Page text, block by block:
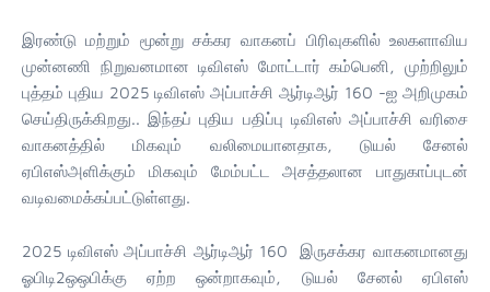
இரண்டு மற்றும் மூன்று சக்கர வாகனப் பிரிவுகளில் உலகளாவிய
முன்னணி நிறுவனமான டிவிஎஸ் மோட்டார் கம்பெனி, முற்றிலும்
புத்தம் புதிய 2025 டிவிஎஸ் அப்பாச்சி ஆர்டிஆர் 160 -ஐ அறிமுகம்
செய்திருக்கிறது.. இந்தப் புதிய பதிப்பு டிவிஎஸ் அப்பாச்சி வரிசை
வாகனத்தில் மிகவும் வலிமையானதாக, டுயல் சேனல்
ஏபிஎஸ்அளிக்கும் மிகவும் மேம்பட்ட அசத்தலான பாதுகாப்புடன்
வடிவமைக்கப்பட்டுள்ளது.
2025 டிவிஎஸ் அப்பாச்சி ஆர்டிஆர் 160 இருசக்கர வாகனமானது
ஓபிடி2ஒஒபிக்கு ஏற்ற ஒன்றாகவும், டுயல் சேனல் ஏபிஎஸ்